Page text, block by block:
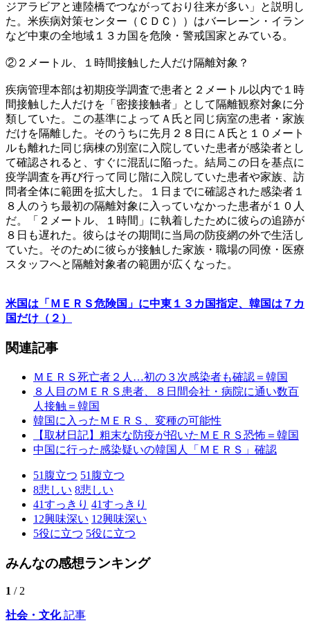
ジアラビアと連陸橋でつながっており往来が多い」と説明し
た。米疾病対策センター（ＣＤＣ））はバーレーン・イラン
など中東の全地域１３カ国を危険・警戒国家とみている。
②２メートル、１時間接触した人だけ隔離対象？
疾病管理本部は初期疫学調査で患者と２メートル以内で１時
間接触した人だけを「密接接触者」として隔離観察対象に分
類していた。この基準によってＡ氏と同じ病室の患者・家族
だけを隔離した。そのうちに先月２８日にＡ氏と１０メート
ルも離れた同じ病棟の別室に入院していた患者が感染者とし
て確認されると、すぐに混乱に陥った。結局この日を基点に
疫学調査を再び行って同じ階に入院していた患者や家族、訪
問者全体に範囲を拡大した。１日までに確認された感染者１
８人のうち最初の隔離対象に入っていなかった患者が１０人
だ。「２メートル、１時間」に執着したために彼らの追跡が
８日も遅れた。彼らはその期間に当局の防疫網の外で生活し
ていた。そのために彼らが接触した家族・職場の同僚・医療
スタッフへと隔離対象者の範囲が広くなった。
米国は「ＭＥＲＳ危険国」に中東１３カ国指定、韓国は７カ
国だけ（２）
関連記事
ＭＥＲＳ死亡者２人…初の３次感染者も確認＝韓国
８人目のＭＥＲＳ患者、８日間会社・病院に通い数百
人接触＝韓国
韓国に入ったＭＥＲＳ、変種の可能性
【取材日記】粗末な防疫が招いたＭＥＲＳ恐怖＝韓国
中国に行った感染疑いの韓国人「ＭＥＲＳ」確認
51 腹立つ 51 腹立つ
8悲しい 8悲しい
41すっきり 41すっきり
12興味深い 12興味深い
5役に立つ 5役に立つ
みんなの感想ランキング
1 / 2
社会・文化記事